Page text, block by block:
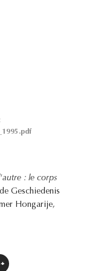
: le corps
Geschiedenis
Hongarije,